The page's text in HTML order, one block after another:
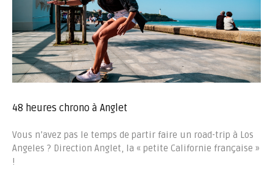
48 heures chrono à Anglet
Vous n’avez pas le temps de partir faire un road-trip à Los
Angeles ? Direction Anglet, la « petite Californie française »
!